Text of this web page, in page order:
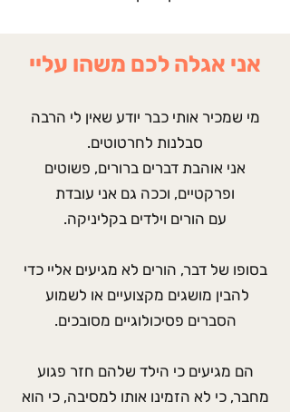
אני אגלה לכם משהו עליי
מי שמכיר אותי כבר יודע שאין לי הרבה
סבלנות לחרטוטים.
אני אוהבת דברים ברורים, פשוטים
ופרקטיים, וככה גם אני עובדת
עם הורים וילדים בקליניקה.
בסופו של דבר, הורים לא מגיעים אליי כדי
להבין מושגים מקצועיים או לשמוע
הסברים פסיכולוגיים מסובכים.
הם מגיעים כי הילד שלהם חזר פגוע
מחבר, כי לא הזמינו אותו למסיבה, כי הוא